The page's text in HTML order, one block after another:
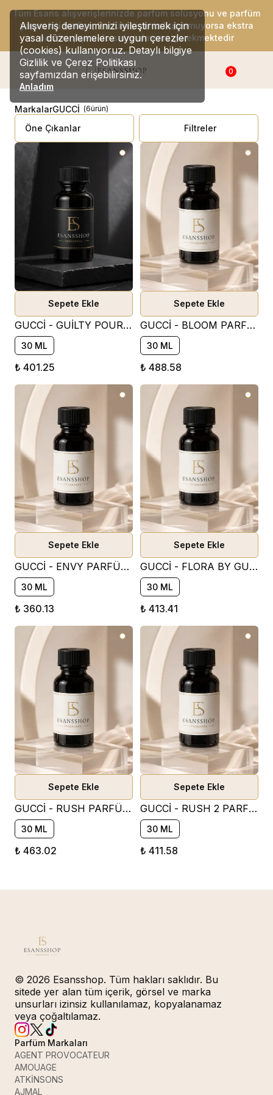
Alışveriş deneyiminizi iyileştirmek için
yasal düzenlemelere uygun çerezler
(cookies) kullanıyoruz. Detaylı bilgiye
Gizlilik ve Çerez Politikası
sayfamızdan erişebilirsiniz.
Anladım
Tüm Esans alışverişlerinizde parfüm solüsyonu ve parfüm
yapım kiti hediye, Parfüm şişeniz bulunmuyorsa ekstra
parfüm şişesi de satın almanız gerekmektedir
0
MarkalarGUCCİ (6ürün)
Filtreler
Sepete Ekle
GUCCİ - GUİLTY POUR HOMME PARFÜM ESANSI ( AROMATİK )
30 ML
₺ 401.25
Sepete Ekle
GUCCİ - BLOOM PARFÜM ESANSI ( ÇİÇEKSİ )
30 ML
₺ 488.58
Sepete Ekle
GUCCİ - ENVY PARFÜM ESANSI ( ÇİÇEKSİ )
30 ML
₺ 360.13
Sepete Ekle
GUCCİ - FLORA BY GUCCİ PARFÜM ESANSI ( ÇİÇEKSİ )
30 ML
₺ 413.41
Sepete Ekle
GUCCİ - RUSH PARFÜM ESANSI ( TATLI )
30 ML
₺ 463.02
Sepete Ekle
GUCCİ - RUSH 2 PARFÜM ESANSI ( ÇİÇEKSİ )
30 ML
₺ 411.58
© 2026 Esansshop. Tüm hakları saklıdır. Bu
sitede yer alan tüm içerik, görsel ve marka
unsurları izinsiz kullanılamaz, kopyalanamaz
veya çoğaltılamaz.
Parfüm Markaları
AGENT PROVOCATEUR
AMOUAGE
ATKİNSONS
AJMAL